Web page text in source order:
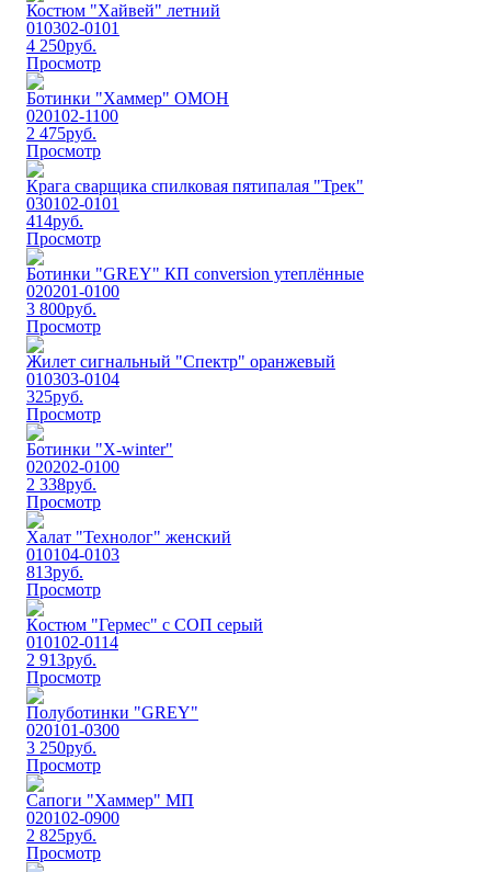
Костюм "Хайвей" летний
010302-0101
4 250руб.
Просмотр
Ботинки "Хаммер" ОМОН
020102-1100
2 475руб.
Просмотр
Крага сварщика спилковая пятипалая "Трек"
030102-0101
414руб.
Просмотр
Ботинки "GREY" КП conversion утеплённые
020201-0100
3 800руб.
Просмотр
Жилет сигнальный "Спектр" оранжевый
010303-0104
325руб.
Просмотр
Ботинки "Х-winter"
020202-0100
2 338руб.
Просмотр
Халат "Технолог" женский
010104-0103
813руб.
Просмотр
Кoстюм "Гермес" с СОП серый
010102-0114
2 913руб.
Просмотр
Пoлубoтинки "GREY"
020101-0300
3 250руб.
Просмотр
Сапоги "Хаммер" МП
020102-0900
2 825руб.
Просмотр